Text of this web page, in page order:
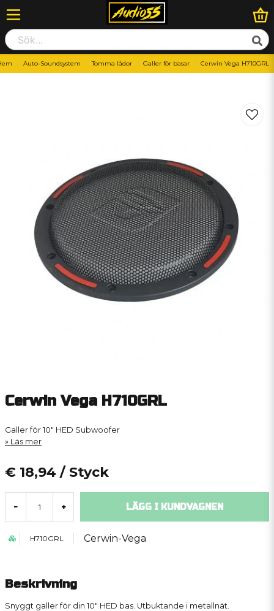
Auto-Soundsystem Tomma lådor Galler för basar Cerwin Vega H710GRL
Cerwin Vega H710GRL
Galler för 10" HED Subwoofer
Läs mer
€ 18,94 / Styck
- + LÄGG I KUNDVAGNEN
H710GRL Cerwin-Vega
Beskrivning
Snyggt galler för din 10" HED bas. Utbuktande i metallnät.